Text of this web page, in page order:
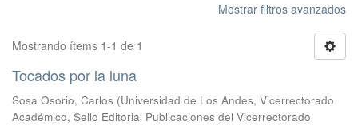
Mostrar filtros avanzados
Mostrando ítems 1-1 de 1
Tocados por la luna
Sosa Osorio, Carlos (Universidad de Los Andes, Vicerrectorado
Académico, Sello Editorial Publicaciones del Vicerrectorado